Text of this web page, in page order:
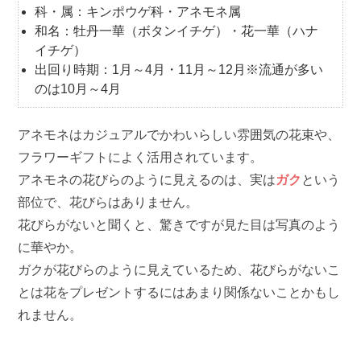
科・属：キンポウゲ科・アネモネ属
和名：牡丹一華（ボタンイチゲ）・花一華（ハナ
イチゲ）
出回り時期：1月～4月・11月～12月※流通が多い
のは10月～4月
アネモネはカジュアルでかわいらしい雰囲気の花束や、
フラワーギフトによく活用されています。
アネモネの花びらのように見えるのは、実はガク という
部位で、花びらはありません。
花びらがないと聞くと、驚きですが見た目は写真のよう
に華やか。
ガクが花びらのように見えているため、花びらがないこ
とは花をプレゼントするにはあまり関係ないことかもし
れません。